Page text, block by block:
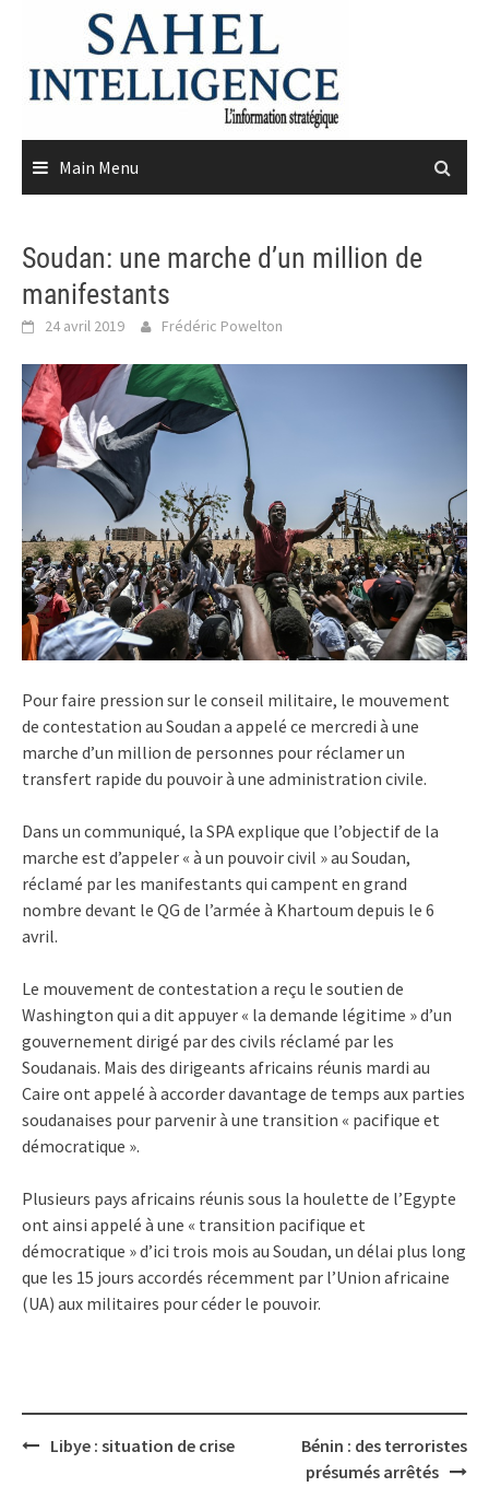
content
Main Menu
Soudan: une marche d’un million de
manifestants
24 avril 2019 Frédéric Powelton
Pour faire pression sur le conseil militaire, le mouvement
de contestation au Soudan a appelé ce mercredi à une
marche d’un million de personnes pour réclamer un
transfert rapide du pouvoir à une administration civile.
Dans un communiqué, la SPA explique que l’objectif de la
marche est d’appeler « à un pouvoir civil » au Soudan,
réclamé par les manifestants qui campent en grand
nombre devant le QG de l’armée à Khartoum depuis le 6
avril.
Le mouvement de contestation a reçu le soutien de
Washington qui a dit appuyer « la demande légitime » d’un
gouvernement dirigé par des civils réclamé par les
Soudanais. Mais des dirigeants africains réunis mardi au
Caire ont appelé à accorder davantage de temps aux parties
soudanaises pour parvenir à une transition « pacifique et
démocratique ».
Plusieurs pays africains réunis sous la houlette de l’Egypte
ont ainsi appelé à une « transition pacifique et
démocratique » d’ici trois mois au Soudan, un délai plus long
que les 15 jours accordés récemment par l’Union africaine
(UA) aux militaires pour céder le pouvoir.
PostLibye : situation de crise
Bénin : des terroristes
présumés arrêtés